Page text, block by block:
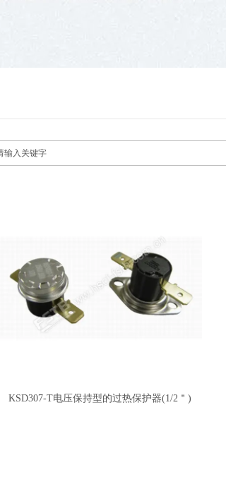
KSD307-T电压保持型的过热保护器(1/2＂)